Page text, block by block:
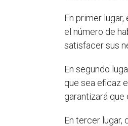
En primer
el número de
satisfacer sus
En segundo
que sea eficaz
garantizará
En tercer lugar,